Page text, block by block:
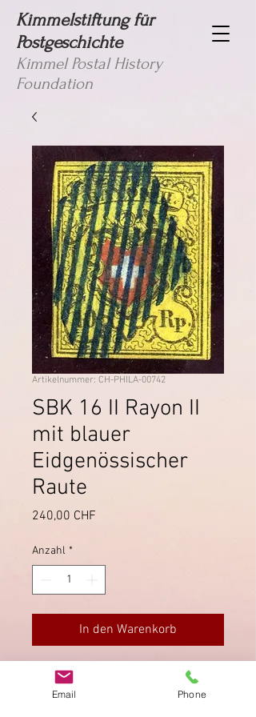
Kimmelstiftung für
Postgeschichte
Kimmel Postal History
Foundation
Artikelnummer: CH-PHILA-00742
SBK 16 II Rayon II
mit blauer
Eidgenössischer
Raute
240,00 CHF
Anzahl *
In den Warenkorb
Sehr farbfrisch, breitrandig und
schön geschnitten, guter Zustand.
Email Phone